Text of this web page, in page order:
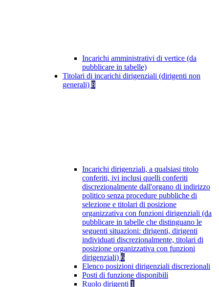
Incarichi amministrativi di vertice (da
pubblicare in tabelle)
Titolari di incarichi dirigenziali (dirigenti non
generali) 8
Incarichi dirigenziali, a qualsiasi titolo
conferiti, ivi inclusi quelli conferiti
discrezionalmente dall'organo di indirizzo
politico senza procedure pubbliche di
selezione e titolari di posizione
organizzativa con funzioni dirigenziali (da
pubblicare in tabelle che distinguano le
seguenti situazioni: dirigenti, dirigenti
individuati discrezionalmente, titolari di
posizione organizzativa con funzioni
dirigenziali) 6
Elenco posizioni dirigenziali discrezionali
Posti di funzione disponibili
Ruolo dirigenti 1